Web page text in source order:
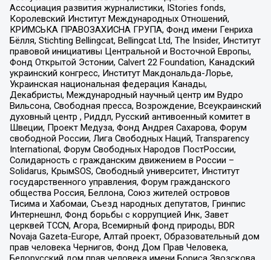
Ассоциация развития журналистики, IStories fonds,
Королевский Институт Международных Отношений,
КРИМСЬКА ПРАВОЗАХИСНА ГРУПА, Фонд имени Генриха
Бёлля, Stichting Bellingcat, Bellingcat Ltd, The Insider, Институт
правовой инициативы Центральной и Восточной Европы,
Фонд Открытой Эстонии, Calvert 22 Foundation, Канадский
украинский конгресс, Институт Макдональда-Лорье,
Украинская национальная федерация Канады,
Декабристы, Международный научный центр им Вудро
Вильсона, Свободная пресса, Возрождение, Всеукраинский
духовный центр , Риддл, Русский антивоенный комитет в
Швеции, Проект Медуза, Фонд Андрея Сахарова, Форум
свободной России, Лига Свободных Наций, Transparеncy
International, Форум Свободных Народов ПостРоссии,
Солидарность с гражданским движением в России –
Solidarus, КрымSOS, Свободный университет, Институт
государственного управления, Форум гражданского
общества Россия, Беллона, Союз жителей островов
Тисима и Хабомаи, Съезд народных депутатов, Гринпис
Интернешнл, Фонд борьбы с коррупцией Инк, Завет
церквей TCCN, Агора, Всемирный фонд природы, BDR
Novaja Gazeta-Europe, Алтай проект, Образовательный дом
прав человека Чернигов, Фонд Дом Прав Человека,